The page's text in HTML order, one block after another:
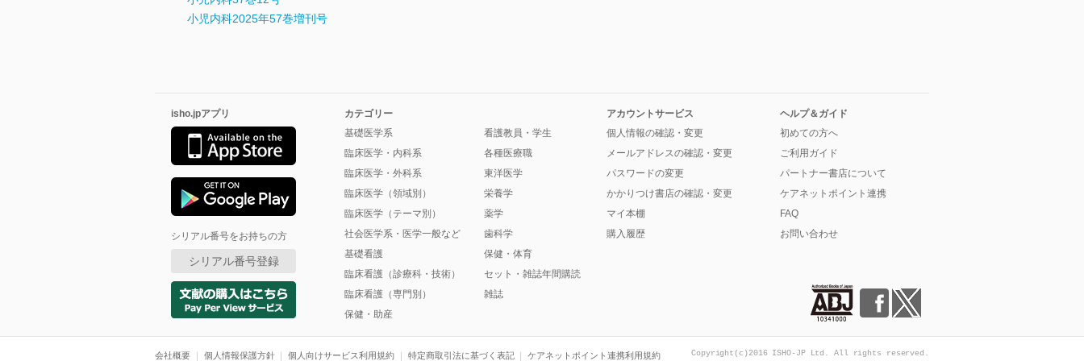
小児内科2025年57巻増刊号
isho.jpアプリ
シリアル番号をお持ちの方
シリアル番号登録
カテゴリー
基礎医学系
臨床医学・内科系
臨床医学・外科系
臨床医学（領域別）
臨床医学（テーマ別）
社会医学系・医学一般など
基礎看護
臨床看護（診療科・技術）
臨床看護（専門別）
保健・助産
看護教員・学生
各種医療職
東洋医学
栄養学
薬学
歯科学
保健・体育
セット・雑誌年間購読
雑誌
アカウントサービス
個人情報の確認・変更
メールアドレスの確認・変更
パスワードの変更
かかりつけ書店の確認・変更
マイ本棚
購入履歴
ヘルプ＆ガイド
初めての方へ
ご利用ガイド
パートナー書店について
ケアネットポイント連携
FAQ
お問い合わせ
会社概要 個人情報保護方針 個人向けサービス利用規約 特定商取引法に基づく表記 ケアネットポイント連携利用規約 Copyright(c)2016 ISHO-JP Ltd. All rights reserved.